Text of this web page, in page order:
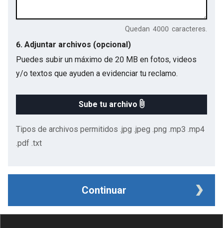
Quedan 4000 caracteres.
6. Adjuntar archivos (opcional)
Puedes subir un máximo de 20 MB en fotos, videos
y/o textos que ayuden a evidenciar tu reclamo.
Sube tu archivo
Tipos de archivos permitidos .jpg .jpeg .png .mp3 .mp4
.pdf .txt
Continuar